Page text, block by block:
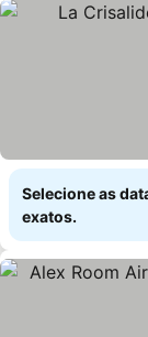
Selecione as
exatos.